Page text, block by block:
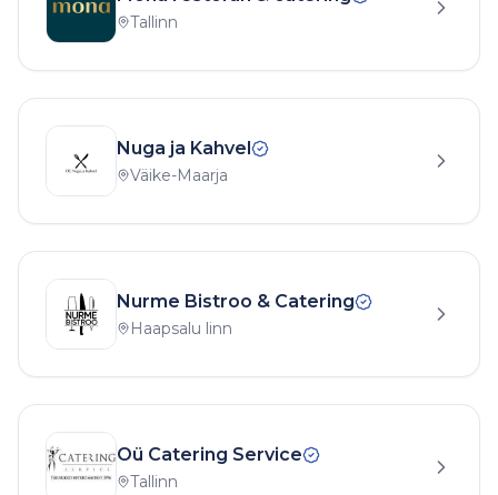
Tallinn
Nuga ja Kahvel
Väike-Maarja
Nurme Bistroo & Catering
Haapsalu linn
Oü Catering Service
Tallinn